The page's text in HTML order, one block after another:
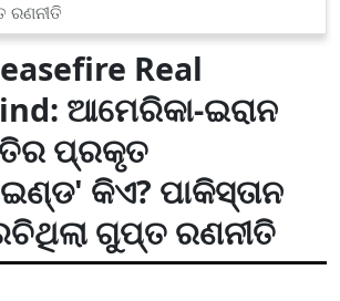
ରଣନୀତି
Real
ଆମେରିକା-ଇରାନ
ପ୍ରକୃତ
କିଏ? ପାକିସ୍ତାନ
ଗୁପ୍ତ ରଣନୀତି